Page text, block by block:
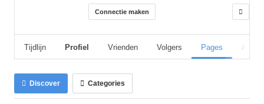
Connectie maken
Tijdlijn Profiel Vrienden Volgers Pages
Discover Categories